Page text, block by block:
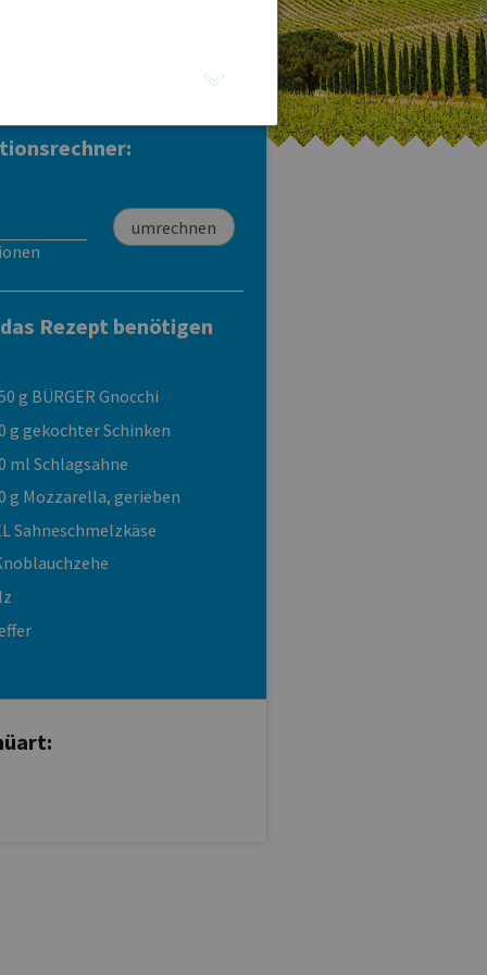
Tortellini Tricolore
Carne di Manzo
Rezept benötigen
g BÜRGER Gnocchi
g gekochter Schinken
ml Schlagsahne
g Mozzarella, gerieben
Sahneschmelzkäse